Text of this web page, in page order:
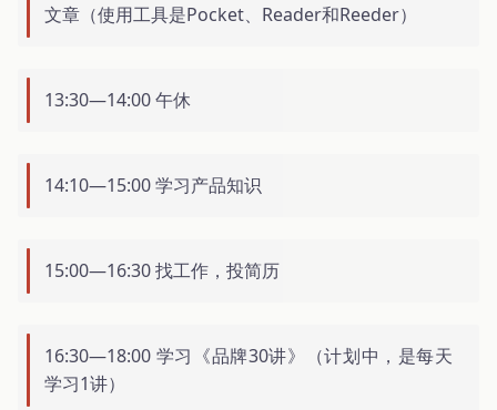
文章（使用工具是Pocket、Reader和Reeder）
13:30—14:00 午休
14:10—15:00 学习产品知识
15:00—16:30 找工作，投简历
16:30—18:00 学习《品牌30讲》（计划中，是每天
学习1讲）